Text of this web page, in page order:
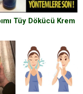
Tüy Dökücü Krem